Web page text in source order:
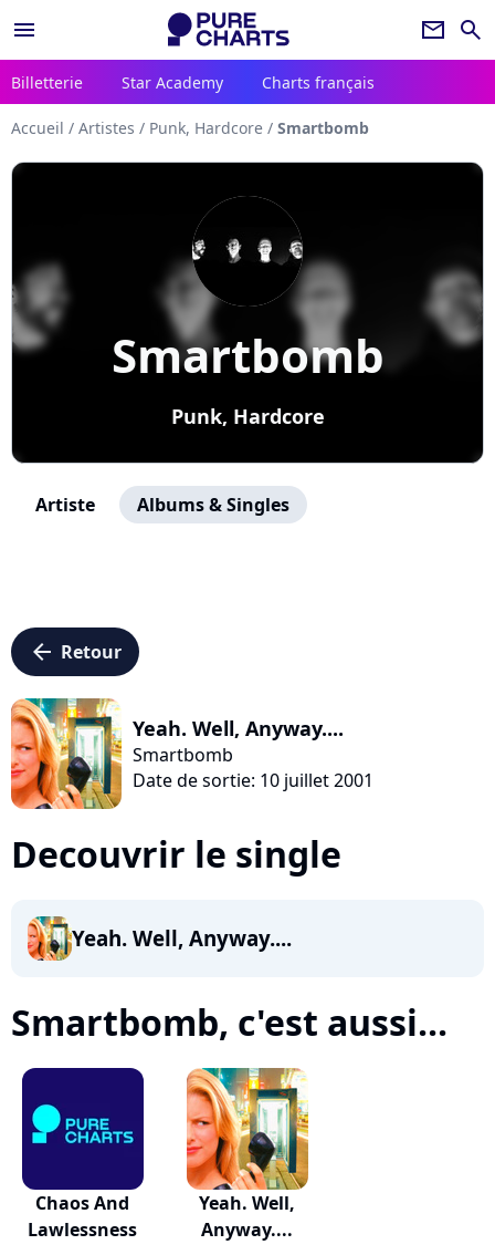
menu newsletter search
Billetterie Star Academy Charts français
Accueil / Artistes / Punk, Hardcore / Smartbomb
Smartbomb
Punk, Hardcore
Artiste Albums & Singles
arrow_left Retour
Yeah. Well, Anyway....
Smartbomb
Date de sortie: 10 juillet 2001
Decouvrir le single
Yeah. Well, Anyway....
Smartbomb, c'est aussi...
Chaos And
Lawlessness
Yeah. Well,
Anyway....